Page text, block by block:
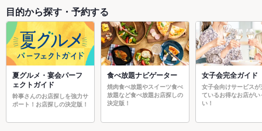
目的から探す・予約する
夏グルメ・宴会パーフ
ェクトガイド
幹事さんのお店探しを強力サ
ポート！お店探しの決定版！
食べ放題ナビゲーター
焼肉食べ放題やスイーツ食べ
放題など食べ放題お店探しの
決定版！
女子会完全ガイド
女子会向けサービスが
ているお得なお店がい
い！